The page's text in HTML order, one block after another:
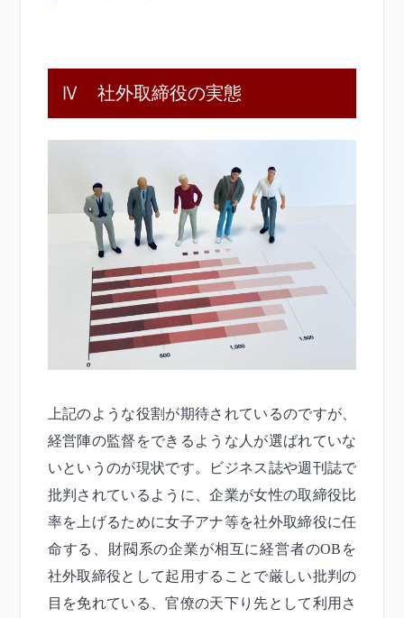
Ⅳ 社外取締役の実態
上記のような役割が期待されているのですが、
経営陣の監督をできるような人が選ばれていな
いというのが現状です。ビジネス誌や週刊誌で
批判されているように、企業が女性の取締役比
率を上げるために女子アナ等を社外取締役に任
命する、財閥系の企業が相互に経営者のOBを
社外取締役として起用することで厳しい批判の
目を免れている、官僚の天下り先として利用さ